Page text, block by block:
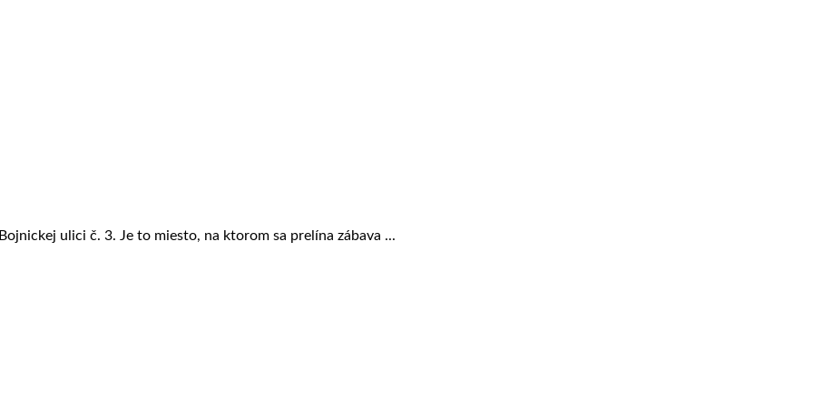
ulici č. 3. Je to miesto, na ktorom sa prelína zábava ...